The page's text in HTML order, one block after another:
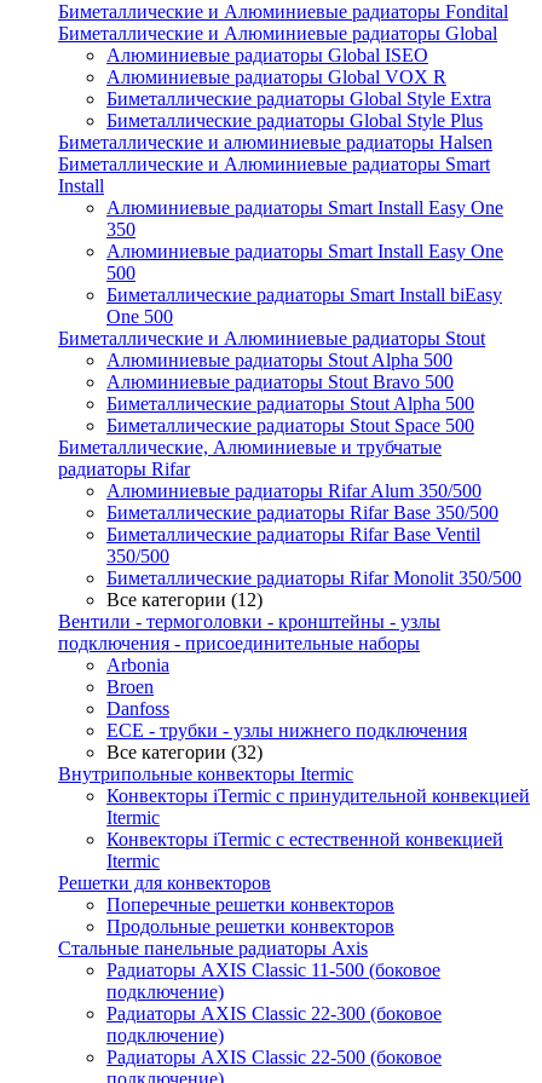
Биметаллические и Алюминиевые радиаторы Fondital
Биметаллические и Алюминиевые радиаторы Global
Алюминиевые радиаторы Global ISEO
Алюминиевые радиаторы Global VOX R
Биметаллические радиаторы Global Style Extra
Биметаллические радиаторы Global Style Plus
Биметаллические и алюминиевые радиаторы Halsen
Биметаллические и Алюминиевые радиаторы Smart
Install
Алюминиевые радиаторы Smart Install Easy One
350
Алюминиевые радиаторы Smart Install Easy One
500
Биметаллические радиаторы Smart Install biEasy
One 500
Биметаллические и Алюминиевые радиаторы Stout
Алюминиевые радиаторы Stout Alpha 500
Алюминиевые радиаторы Stout Bravo 500
Биметаллические радиаторы Stout Alpha 500
Биметаллические радиаторы Stout Space 500
Биметаллические, Алюминиевые и трубчатые
радиаторы Rifar
Алюминиевые радиаторы Rifar Alum 350/500
Биметаллические радиаторы Rifar Base 350/500
Биметаллические радиаторы Rifar Base Ventil
350/500
Биметаллические радиаторы Rifar Monolit 350/500
Все категории (12)
Вентили - термоголовки - кронштейны - узлы
подключения - присоединительные наборы
Arbonia
Broen
Danfoss
ECE - трубки - узлы нижнего подключения
Все категории (32)
Внутрипольные конвекторы Itermic
Конвекторы iTermic c принудительной конвекцией
Itermic
Конвекторы iTermic с естественной конвекцией
Itermic
Решетки для конвекторов
Поперечные решетки конвекторов
Продольные решетки конвекторов
Стальные панельные радиаторы Axis
Радиаторы AXIS Classic 11-500 (боковое
подключение)
Радиаторы AXIS Classic 22-300 (боковое
подключение)
Радиаторы AXIS Classic 22-500 (боковое
подключение)